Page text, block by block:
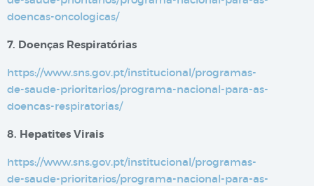
doencas-oncologicas/
7. Doenças Respiratórias
https://www.sns.gov.pt/institucional/programas-
de-saude-prioritarios/programa-nacional-para-as-
doencas-respiratorias/
8. Hepatites Virais
https://www.sns.gov.pt/institucional/programas-
de-saude-prioritarios/programa-nacional-para-as-